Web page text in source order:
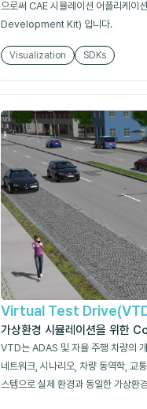
으로써 CAE 시뮬레이션 어플리케
Development Kit) 입니다.
Visualization SDKs
Virtual Test
가상환경 시뮬레이션을 위
VTD는 ADAS 및 자율 주행 차량의
네트워크, 시나리오, 차량 동역학, 교
스템으로 실제 환경과 동일한 가상환